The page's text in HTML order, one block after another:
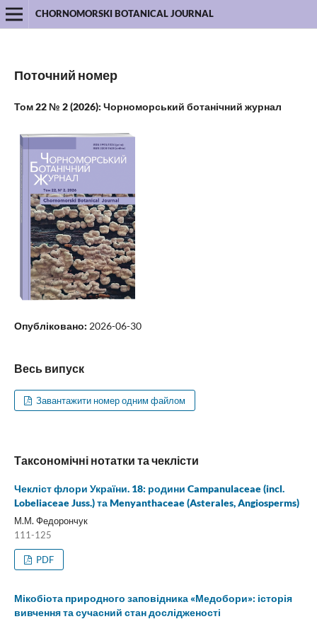
CHORNOMORSKI BOTANICAL JOURNAL
Поточний номер
Том 22 № 2 (2026): Чорноморський ботанічний журнал
Опубліковано: 2026-06-30
Весь випуск
Завантажити номер одним файлом
Таксономічні нотатки та чеклісти
Чекліст флори України. 18: родини Campanulaceae (incl.
Lobeliaceae Juss.) та Menyanthaceae (Asterales, Angiosperms)
М.М. Федорончук
111-125
PDF
Мікобіота природного заповідника «Медобори»: історія
вивчення та сучасний стан дослідженості